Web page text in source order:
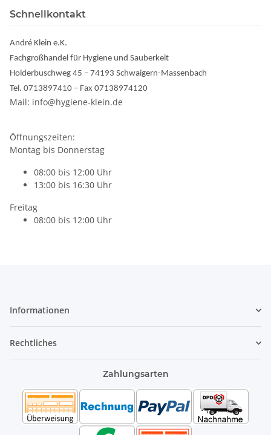
Schnellkontakt
André Klein e.K.
Fachgroßhandel für Hygiene und Sauberkeit
Holderbuschweg 45 – 74193 Schwaigern-Massenbach
Tel. 0713897410 – Fax 07138974120
Mail: info@hygiene-klein.de
Öffnungszeiten:
Montag bis Donnerstag
08:00 bis 12:00 Uhr
13:00 bis 16:30 Uhr
Freitag
08:00 bis 12:00 Uhr
Informationen
Rechtliches
Zahlungsarten